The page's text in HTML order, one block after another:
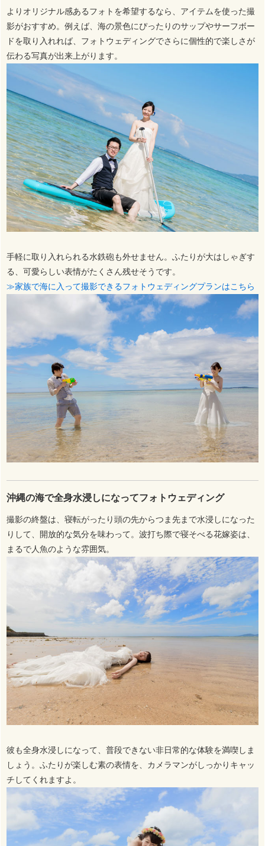
よりオリジナル感あるフォトを希望するなら、アイテムを使った撮
影がおすすめ。例えば、海の景色にぴったりのサップやサーフボー
ドを取り入れれば、フォトウェディングでさらに個性的で楽しさが
伝わる写真が出来上がります。
手軽に取り入れられる水鉄砲も外せません。ふたりが大はしゃぎす
る、可愛らしい表情がたくさん残せそうです。
≫家族で海に入って撮影できるフォトウェディングプランはこちら
沖縄の海で全身水浸しになってフォトウェディング
撮影の終盤は、寝転がったり頭の先からつま先まで水浸しになった
りして、開放的な気分を味わって。波打ち際で寝そべる花嫁姿は、
まるで人魚のような雰囲気。
彼も全身水浸しになって、普段できない非日常的な体験を満喫しま
しょう。ふたりが楽しむ素の表情を、カメラマンがしっかりキャッ
チしてくれますよ。